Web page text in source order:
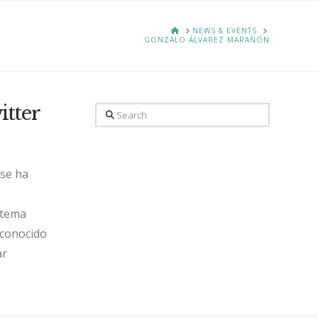
HOMENEWS & EVENTS
GONZALO ÁLVAREZ MARAÑÓN
ha
Search